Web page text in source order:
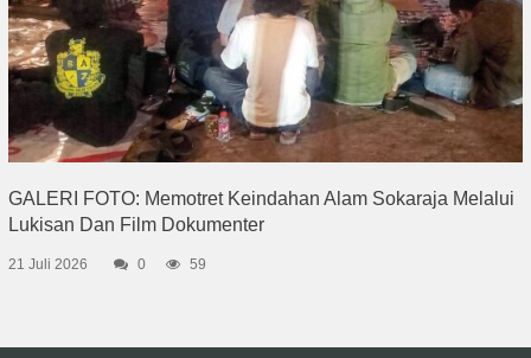
GALERI FOTO: Memotret Keindahan Alam Sokaraja Melalui
Lukisan Dan Film Dokumenter
21 Juli 2026 0 59